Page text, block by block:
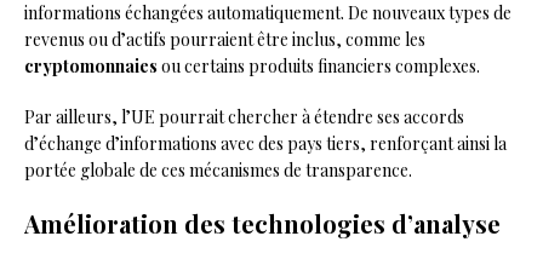
informations échangées automatiquement. De nouveaux types de
revenus ou d’actifs pourraient être inclus, comme les
cryptomonnaies ou certains produits financiers complexes.
Par ailleurs, l’UE pourrait chercher à étendre ses accords
d’échange d’informations avec des pays tiers, renforçant ainsi la
portée globale de ces mécanismes de transparence.
Amélioration des technologies d’analyse